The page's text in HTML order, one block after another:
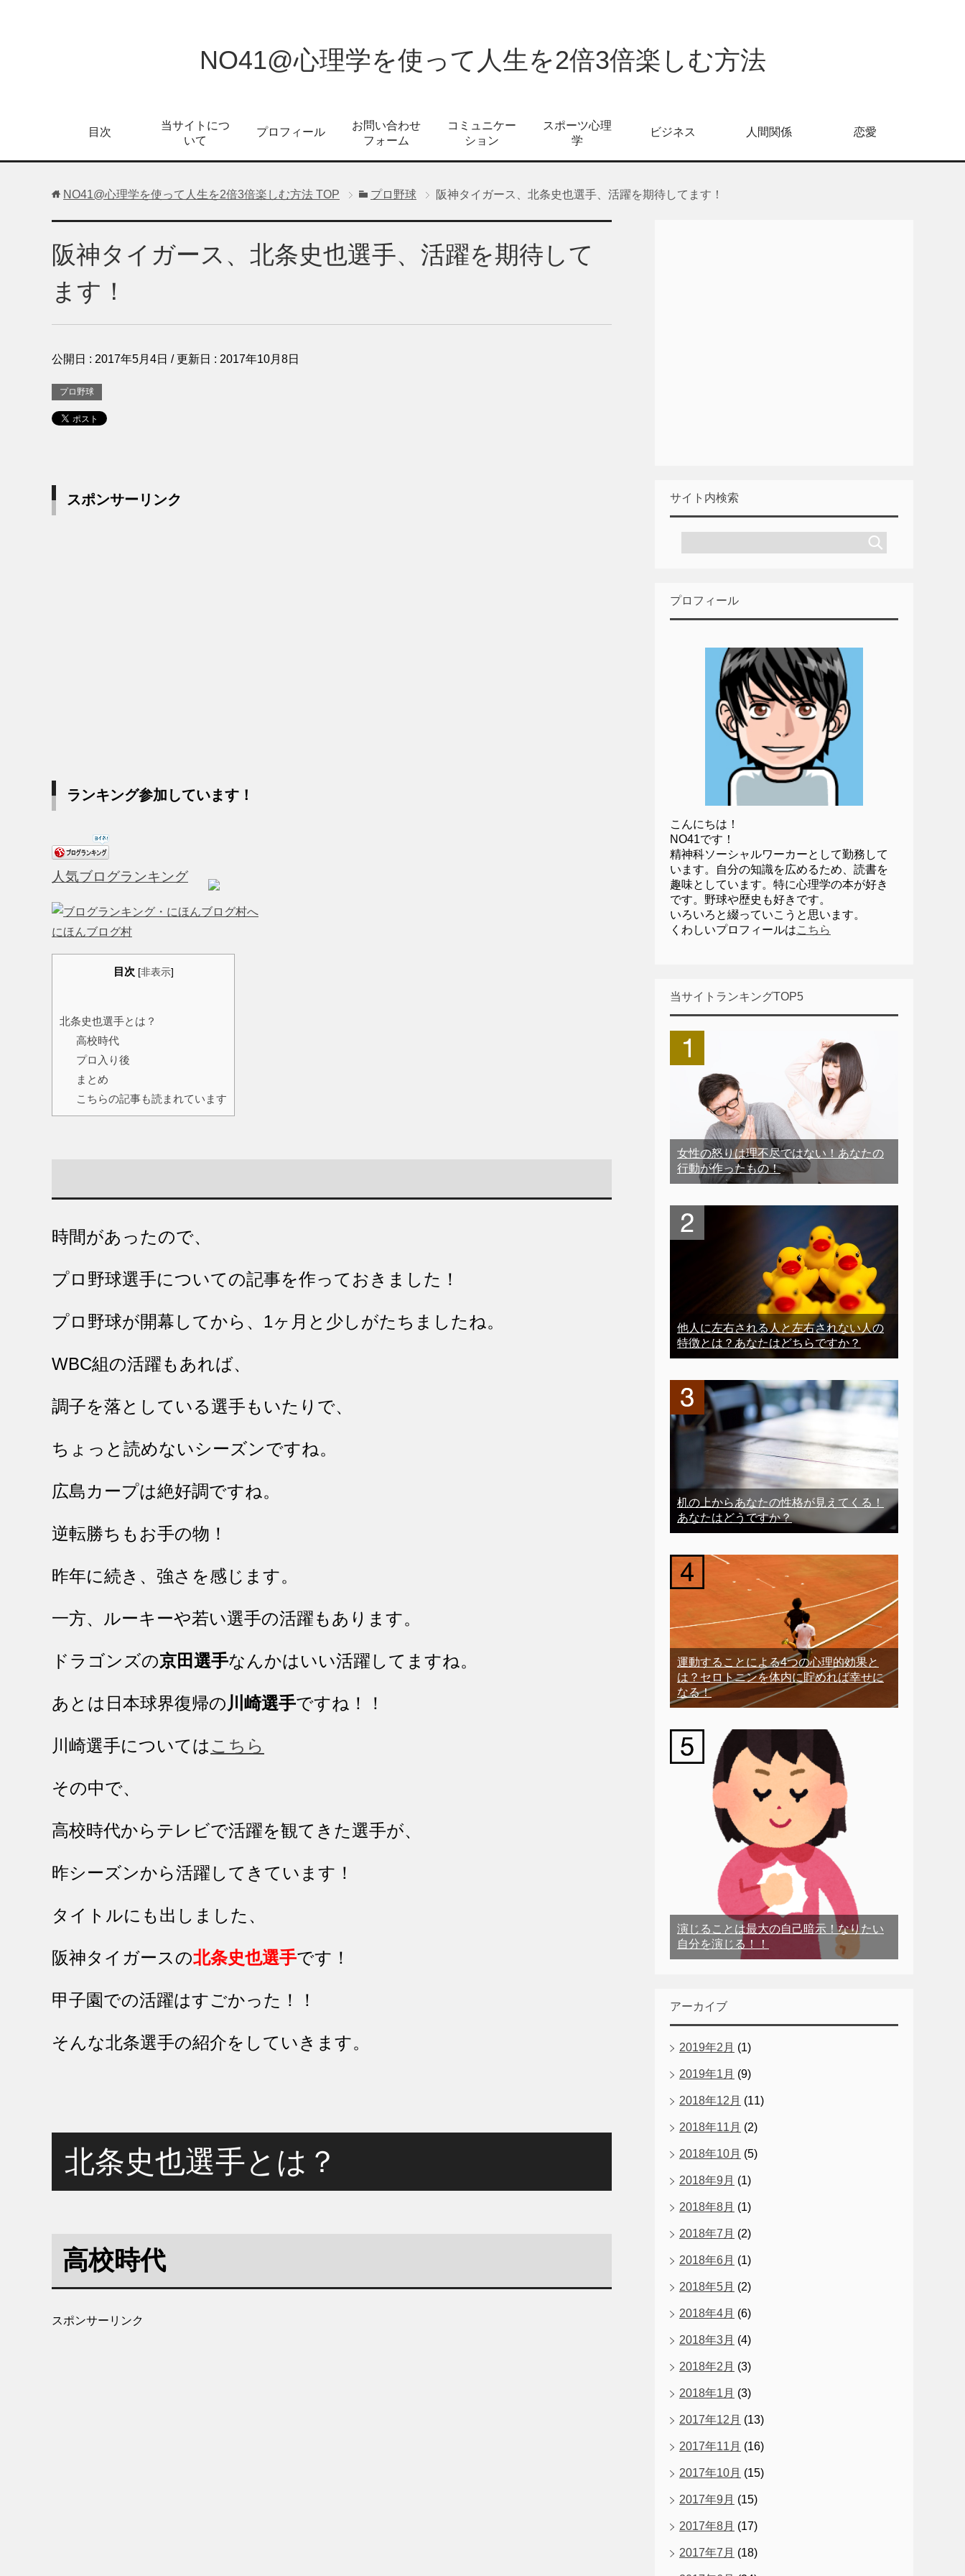
NO41@心理学を使って人生を2倍3倍楽しむ方法
目次
当サイトにつ
いて
プロフィール
お問い合わせ
フォーム
コミュニケー
ション
スポーツ心理
学
ビジネス 人間関係 恋愛
NO41@心理学を使って人生を2倍3倍楽しむ方法 TOP プロ野球 阪神タイガース、北条史也選手、活躍を期待してます！
阪神タイガース、北条史也選手、活躍を期待して
ます！
公開日 : 2017年5月4日 / 更新日 : 2017年10月8日
プロ野球
スポンサーリンク
ランキング参加しています！
人気ブログランキング
にほんブログ村
目次 [非表示]
北条史也選手とは？
高校時代
プロ入り後
まとめ
こちらの記事も読まれています
時間があったので、
プロ野球選手についての記事を作っておきました！
プロ野球が開幕してから、1ヶ月と少しがたちましたね。
WBC組の活躍もあれば、
調子を落としている選手もいたりで、
ちょっと読めないシーズンですね。
広島カープは絶好調ですね。
逆転勝ちもお手の物！
昨年に続き、強さを感じます。
一方、ルーキーや若い選手の活躍もあります。
ドラゴンズの京田選手なんかはいい活躍してますね。
あとは日本球界復帰の 川崎選手ですね！！
川崎選手については こちら
その中で、
高校時代からテレビで活躍を観てきた選手が、
昨シーズンから活躍してきています！
タイトルにも出しました、
阪神タイガースの北条史也選手です！
甲子園での活躍はすごかった！！
そんな北条選手の紹介をしていきます。
北条史也選手とは？
高校時代
スポンサーリンク
サイト内検索
プロフィール
こんにちは！
NO41です！
精神科ソーシャルワーカーとして勤務して
います。自分の知識を広めるため、読書を
趣味としています。特に心理学の本が好き
です。野球や歴史も好きです。
いろいろと綴っていこうと思います。
くわしいプロフィールはこちら
当サイトランキングTOP5
女性の怒りは理不尽ではない！あなたの
行動が作ったもの！
他人に左右される人と左右されない人の
特徴とは？あなたはどちらですか？
机の上からあなたの性格が見えてくる！
あなたはどうですか？
運動することによる4つの心理的効果と
は？セロトニンを体内に貯めれば幸せに
なる！
演じることは最大の自己暗示！なりたい
自分を演じる！！
アーカイブ
2019年2月 (1)
2019年1月 (9)
2018年12月 (11)
2018年11月 (2)
2018年10月 (5)
2018年9月 (1)
2018年8月 (1)
2018年7月 (2)
2018年6月 (1)
2018年5月 (2)
2018年4月 (6)
2018年3月 (4)
2018年2月 (3)
2018年1月 (3)
2017年12月 (13)
2017年11月 (16)
2017年10月 (15)
2017年9月 (15)
2017年8月 (17)
2017年7月 (18)